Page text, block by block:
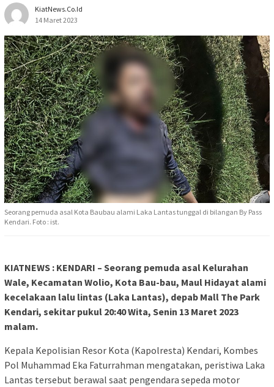
KiatNews.co.id
14 Maret 2023
Seorang pemuda asal Kota Baubau alami Laka Lantas tunggal di bilangan By Pass
Kendari. Foto : ist.
KIATNEWS : KENDARI – Seorang pemuda asal Kelurahan
Wale, Kecamatan Wolio, Kota Bau-bau, Maul Hidayat alami
kecelakaan lalu lintas (Laka Lantas), depab Mall The Park
Kendari, sekitar pukul 20:40 Wita, Senin 13 Maret 2023
malam.
Kepala Kepolisian Resor Kota (Kapolresta) Kendari, Kombes
Pol Muhammad Eka Faturrahman mengatakan, peristiwa Laka
Lantas tersebut berawal saat pengendara sepeda motor